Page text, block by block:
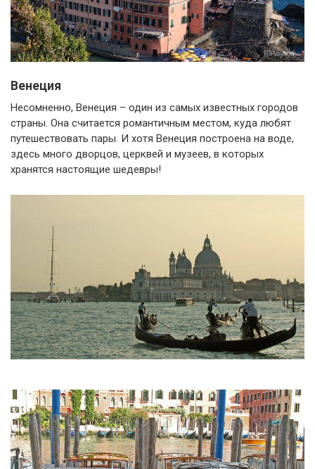
Венеция
Несомненно, Венеция – один из самых известных городов
страны. Она считается романтичным местом, куда любят
путешествовать пары. И хотя Венеция построена на воде,
здесь много дворцов, церквей и музеев, в которых
хранятся настоящие шедевры!